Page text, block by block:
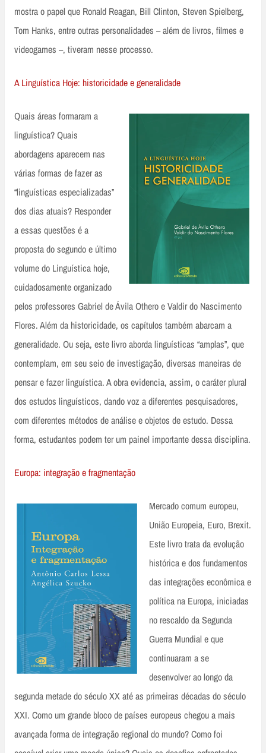
mostra o papel que Ronald Reagan, Bill Clinton, Steven Spielberg,
Tom Hanks, entre outras personalidades – além de livros, filmes e
videogames –, tiveram nesse processo.
A Linguística Hoje: historicidade e generalidade
Quais áreas formaram a
linguística? Quais
abordagens aparecem nas
várias formas de fazer as
“linguísticas especializadas”
dos dias atuais? Responder
a essas questões é a
proposta do segundo e último
volume do Linguística hoje,
cuidadosamente organizado
pelos professores Gabriel de Ávila Othero e Valdir do Nascimento
Flores. Além da historicidade, os capítulos também abarcam a
generalidade. Ou seja, este livro aborda linguísticas “amplas”, que
contemplam, em seu seio de investigação, diversas maneiras de
pensar e fazer linguística. A obra evidencia, assim, o caráter plural
dos estudos linguísticos, dando voz a diferentes pesquisadores,
com diferentes métodos de análise e objetos de estudo. Dessa
forma, estudantes podem ter um painel importante dessa disciplina.
Europa: integração e fragmentação
Mercado comum europeu,
União Europeia, Euro, Brexit.
Este livro trata da evolução
histórica e dos fundamentos
das integrações econômica e
política na Europa, iniciadas
no rescaldo da Segunda
Guerra Mundial e que
continuaram a se
desenvolver ao longo da
segunda metade do século XX até as primeiras décadas do século
XXI. Como um grande bloco de países europeus chegou a mais
avançada forma de integração regional do mundo? Como foi